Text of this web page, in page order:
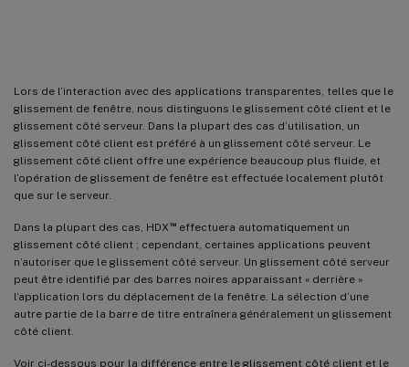
Lors de l’interaction avec des applications transparentes, telles que le
glissement de fenêtre, nous distinguons le glissement côté client et le
glissement côté serveur. Dans la plupart des cas d’utilisation, un
glissement côté client est préféré à un glissement côté serveur. Le
glissement côté client offre une expérience beaucoup plus fluide, et
l’opération de glissement de fenêtre est effectuée localement plutôt
que sur le serveur.
Dans la plupart des cas, HDX ™effectuera automatiquement un
glissement côté client ; cependant, certaines applications peuvent
n’autoriser que le glissement côté serveur. Un glissement côté serveur
peut être identifié par des barres noires apparaissant « derrière »
l’application lors du déplacement de la fenêtre. La sélection d’une
autre partie de la barre de titre entraînera généralement un glissement
côté client.
Voir ci-dessous pour la différence entre le glissement côté client et le